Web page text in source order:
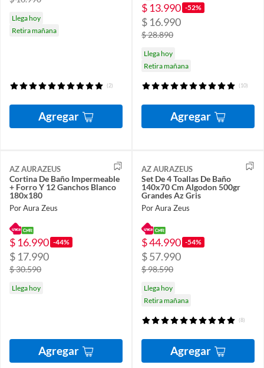
Llega hoy
Retira mañana
(2)
Agregar
$ 13.990 -52%
$ 16.990
$ 28.890
Llega hoy
Retira mañana
(10)
Agregar
AZ AURAZEUS
Cortina De Baño Impermeable
+ Forro Y 12 Ganchos Blanco
180x180
Por Aura Zeus
$ 16.990 -44%
$ 17.990
$ 30.590
Llega hoy
Agregar
AZ AURAZEUS
Set De 4 Toallas De Baño
140x70 Cm Algodon 500gr
Grandes Az Gris
Por Aura Zeus
$ 44.990 -54%
$ 57.990
$ 98.590
Llega hoy
Retira mañana
(8)
Agregar